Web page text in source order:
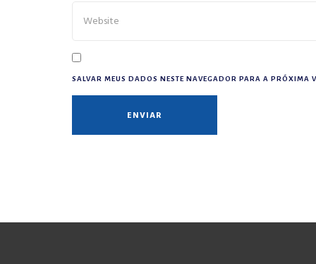
SALVAR MEUS DADOS NESTE NAVEGADOR PARA A PRÓXIMA